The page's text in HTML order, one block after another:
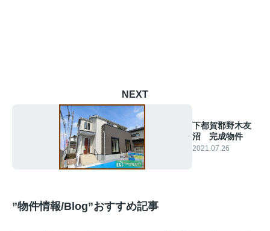
NEXT
下都賀郡野木友
沼 完成物件
2021.07.26
”物件情報/Blog”おすすめ記事